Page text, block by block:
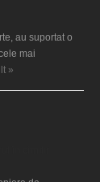
au suportat o
mai
»